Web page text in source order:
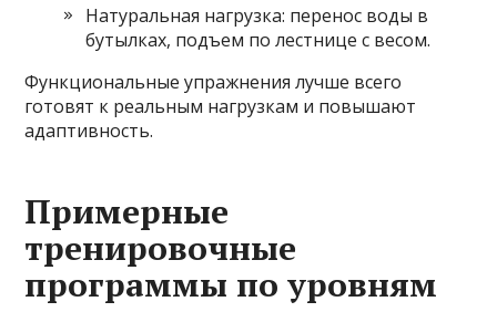
Натуральная нагрузка: перенос воды в
бутылках, подъем по лестнице с весом.
Функциональные упражнения лучше всего
готовят к реальным нагрузкам и повышают
адаптивность.
Примерные
тренировочные
программы по уровням